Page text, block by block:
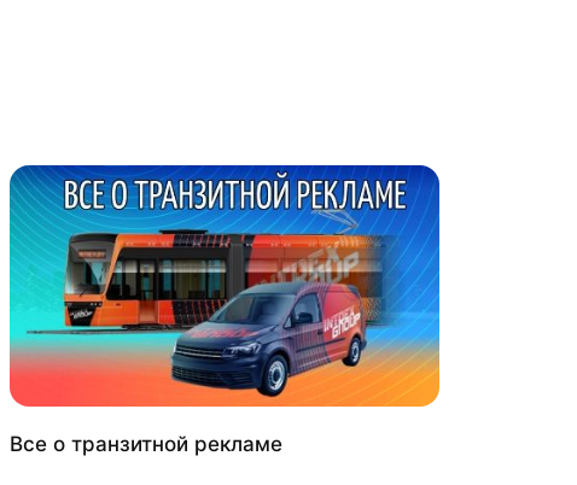
Все о транзитной рекламе